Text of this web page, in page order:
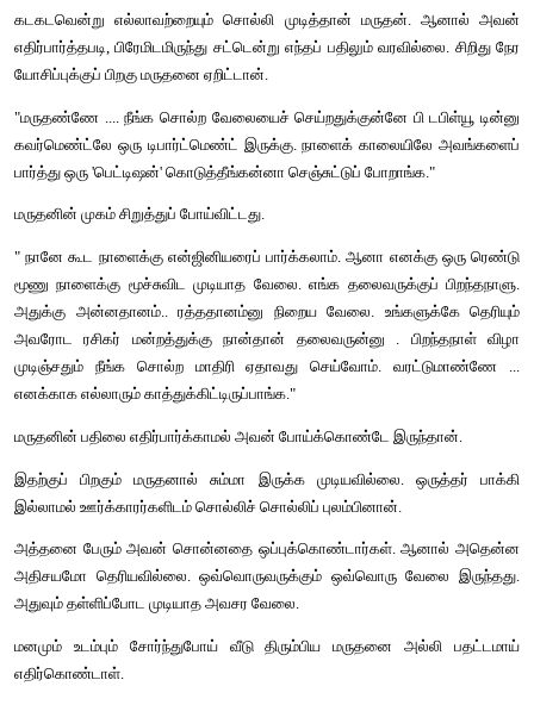
கிழவரின் புருவம் ஏறி இறங்கியது.
" என்னன்னு ....?"
"விடிஞ்சதும் வீட்டுக்கொரு ஆள் அரிவாள், மம்பட்டியோட
கிழவர் மெதுவாய் மரத்திலிருந்து கீழே இறங்கினார்.
ஏன்டா மருதா ..... உனக்கு விவரம் தெரிஞ்சு நம்ப ஊரு
காரியத்துக்காகவாவது ஒண்ணு கூடியிருக்கானுவளா?
முறுக்கிக்கிட்டுல்லே போவானுங்க."
சொல்லுக்கு மதிப்பு ஜாஸ்தி. யோசிக்காதீங்க பெரியப்பா.. ஒருநாள்
மருதனின் கவலையும், பதைப்பும் கிழவரை என்னவோ
கண்மூடி யோசித்தார்.
"இவன் சொல்றபடி ஊரானைக் கூப்பிட்டுச் சொன்னாக்